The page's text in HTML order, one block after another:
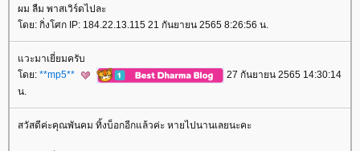
ผม ลืม พาสเวิร์ดไปละ
ดย: กิ่งโศก IP: 184.22.13.115 21 กันยายน 2565 8:26:56 น.
วะมาเยี่ยมครับ
ดย: **mp5**
27 กันยายน 2565 14:30:14
น.
สวัสดีค่ะคุณพันคม ทิ้งบ็อกอีกแล้วค่ะ หายไปนานเลยนะคะ